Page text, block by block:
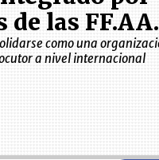
las FF.AA.
como una
a nivel internacional